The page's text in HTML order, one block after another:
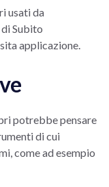
usati da
Subito
applicazione.
potrebbe pensare
di cui
come ad esempio